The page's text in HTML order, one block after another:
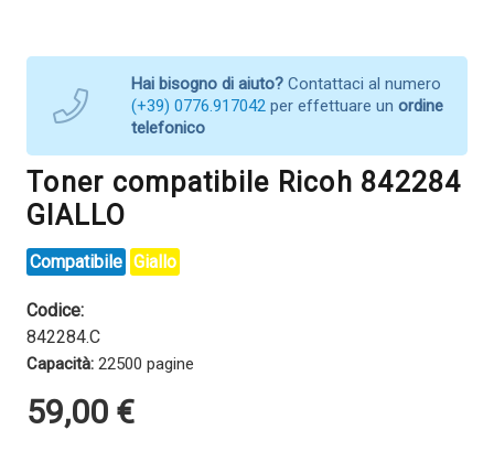
Hai bisogno di aiuto? Contattaci al numero
(+39) 0776.917042 per effettuare un ordine
telefonico
Toner compatibile Ricoh 842284
GIALLO
Compatibile Giallo
Codice:
842284.C
Capacità: 22500 pagine
59,00 €